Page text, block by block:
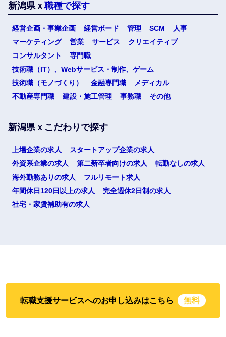
新潟県ｘ 職種で探す
経営企画・事業企画 経営ボード 管理 SCM
人事
マーケティング
営業 サービス
クリエイティブ
コンサルタント
専門職
技術職（IT）、Webサービス・制作、ゲーム
技術職（モノづくり）
金融専門職
メディカル
不動産専門職
建設・施工管理 事務職 その他
新潟県ｘこだわりで探す
上場企業の求人
スタートアップ企業の求人
外資系企業の求人
第二新卒者向けの求人
転勤なしの求人
海外勤務ありの求人
フルリモート求人
年間休日120日以上の求人
完全週休2日制の求人
社宅・家賃補助有の求人
転職支援サービスへのお申し込みはこちら 無料